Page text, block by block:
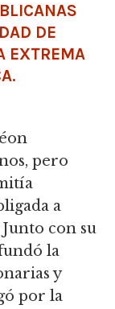
DE
EXTREMA
pero
a
con su
la
y
por la